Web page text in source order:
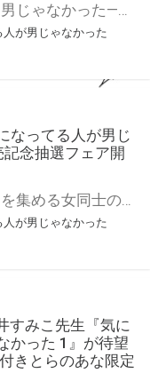
”気になってる人が、男じゃなかった――” そんな誤解からはじまった〈みつき〉と〈あや〉の不思議な交流。 複雑で、ひたむきで、真摯な愛情は、名前のつけられないままに、音楽とともに疾走していく――。 Xフォロワー99万超！SNSで圧倒的注目を集める女同士の物語、待望の第２巻。 【宝島社「このマンガがすごい！2024」オンナ編第2位＆「次にくるマンガ大賞2023」Webマンガ部門第1位】 音楽と共に疾走する名づけようのない関係。受賞続々の話題作、待望の第2巻！ 新井すみこ先生『気になってる人が男じゃなかった 2』が2月27日発売決定！ とらのあなでは刊行を記念して描き下ろしアクリルキーホルダー&ダブルポケットクリアファイル付きとらのあな限定版を発売致します！ 店舗・通販にて予約開始！とらのあな限定版は数量限定生産となりますので、お早めにご予約下さい！
が男じゃなかった
なってる人が男じ
念抽選フェア開
Twitterで最高に注目を集める女同士の「愛情」を巡る物語、待望の書籍化。 みつきの過去をめぐる、描き下ろしストーリーを収録。 SNSで話題沸騰！！新井すみこ先生『気になってる人が男じゃなかった』がついに待望の書籍となって4月19日発売！ 新刊の発売を記念して、とらのあなでは新井すみこ先生の直筆サイン入りグッズの抽選プレゼントフェアを開催いたします♡ この貴重な機会、皆様ぜひ奮ってご応募くださいませ☆
が男じゃなかった
すみこ先生『気に
かった 1』が待望
きとらのあな限定